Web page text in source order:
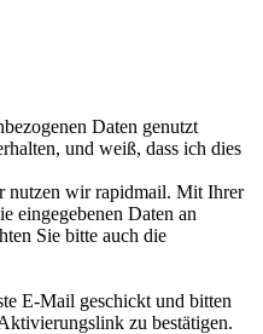
Daten genutzt
und weiß, dass ich dies
nutzen wir rapidmail. Mit Ihrer
eingegebenen Daten an
Sie bitte auch die
E-Mail geschickt und bitten
zu bestätigen.